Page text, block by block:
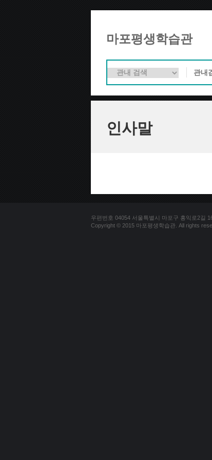
마포평생학습관
인사말
우편번호 04054 서울특별시 마포구 홍익로2길
Copyright © 2015 마포평생학습관. All rights